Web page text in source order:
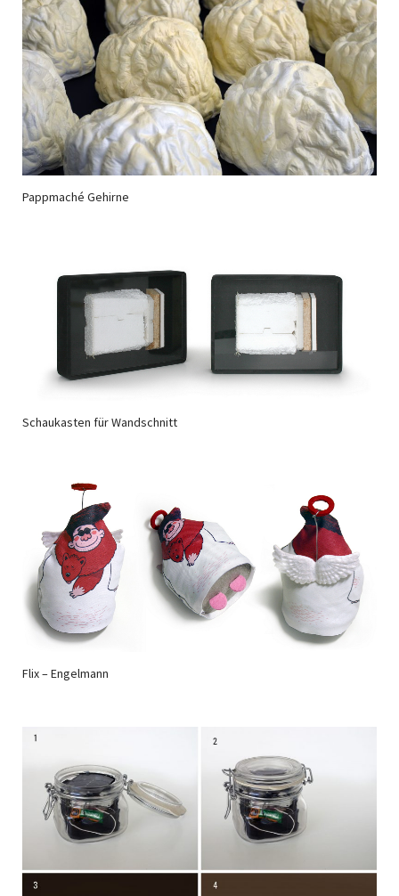
Pappmaché Gehirne
Schaukasten für Wandschnitt
Flix – Engelmann